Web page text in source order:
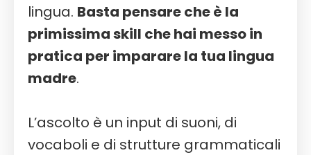
lingua. Basta pensare che è la
primissima skill che hai messo in
pratica per imparare la tua lingua
madre.
L’ascolto è un input di suoni, di
vocaboli e di strutture grammaticali